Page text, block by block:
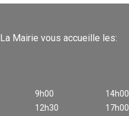
La Mairie vous accueille les:
9h00
12h30
14h00
17h00